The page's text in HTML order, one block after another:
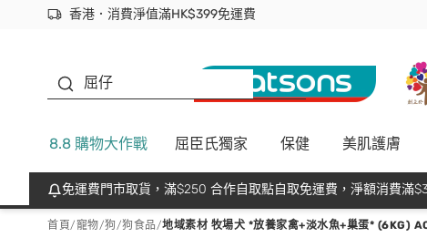
香港．消費淨值滿HK$399免運費
立即成為易賞錢會員盡享獨家優惠
首次APP下單買滿$450 輸入 NEWAPP 即減$50
屈仔
8.8 購物大作戰 屈臣氏獨家 保健 美肌護膚
免運費門市取貨，滿$250 合作自取點自取免運費，淨額消費滿
首頁/寵物/狗/狗食品/地域素材 牧場犬 *放養家禽+淡水魚+巢蛋* (6KG)